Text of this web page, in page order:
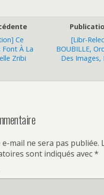
Ce
Font À La
Zribi
[Libr-
BOUBILLE,
Des Images,
mail ne sera pas publiée.
sont indiqués avec*